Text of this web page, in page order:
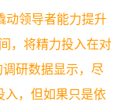
动领导者能力提升
，将精力投入在对
研数据显示，尽
入，但如果只是依